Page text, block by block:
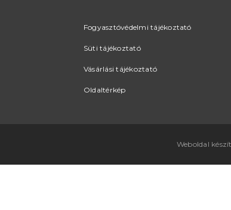
Fogyasztóvédelmi tájékoztató
Süti tájékoztató
Vásárlási tájékoztató
Oldaltérkép
Weboldal